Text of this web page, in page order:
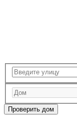
Проверить дом